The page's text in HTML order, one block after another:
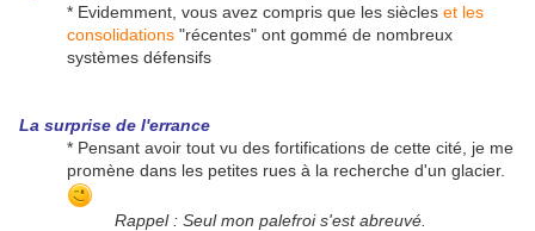
* Evidemment, vous avez compris que les siècles et les
consolidations "récentes" ont gommé de nombreux
systèmes défensifs
La surprise de l'errance
* Pensant avoir tout vu des fortifications de cette cité, je me
promène dans les petites rues à la recherche d'un glacier.
Rappel : Seul mon palefroi s'est abreuvé.